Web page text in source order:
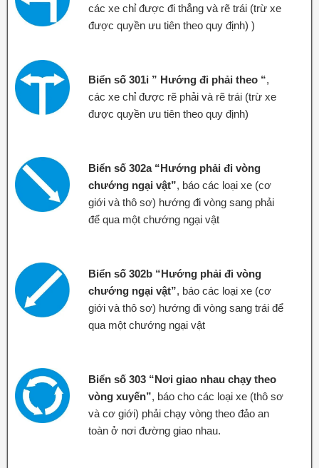
các xe chỉ được đi thẳng và rẽ trái (trừ xe
được quyền ưu tiên theo quy định) )
Biển số 301i ” Hướng đi phải theo “,
các xe chỉ được rẽ phải và rẽ trái (trừ xe
được quyền ưu tiên theo quy định)
Biển số 302a “Hướng phải đi vòng
chướng ngại vật”, báo các loại xe (cơ
giới và thô sơ) hướng đi vòng sang phải
để qua một chướng ngại vật
Biển số 302b “Hướng phải đi vòng
chướng ngại vật”, báo các loại xe (cơ
giới và thô sơ) hướng đi vòng sang trái để
qua một chướng ngại vật
Biển số 303 “Nơi giao nhau chạy theo
vòng xuyến”, báo cho các loại xe (thô sơ
và cơ giới) phải chạy vòng theo đảo an
toàn ở nơi đường giao nhau.